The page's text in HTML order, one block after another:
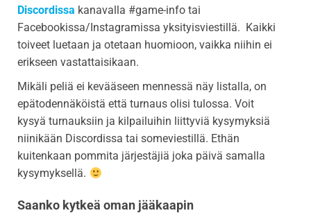
Discordissa kanavalla #game-info tai
Facebookissa/Instagramissa yksityisviestillä. Kaikki
toiveet luetaan ja otetaan huomioon, vaikka niihin ei
erikseen vastattaisikaan.
Mikäli peliä ei kevääseen mennessä näy listalla, on
epätodennäköistä että turnaus olisi tulossa. Voit
kysyä turnauksiin ja kilpailuihin liittyviä kysymyksiä
niinikään Discordissa tai someviestillä. Ethän
kuitenkaan pommita järjestäjiä joka päivä samalla
kysymyksellä.
Saanko kytkeä oman jääkaapin